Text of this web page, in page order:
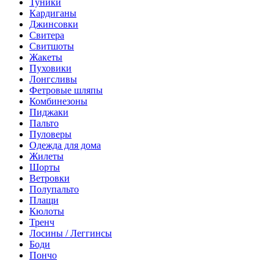
Туники
Кардиганы
Джинсовки
Свитера
Свитшоты
Жакеты
Пуховики
Лонгсливы
Фетровые шляпы
Комбинезоны
Пиджаки
Пальто
Пуловеры
Одежда для дома
Жилеты
Шорты
Ветровки
Полупальто
Плащи
Кюлоты
Тренч
Лосины / Леггинсы
Боди
Пончо